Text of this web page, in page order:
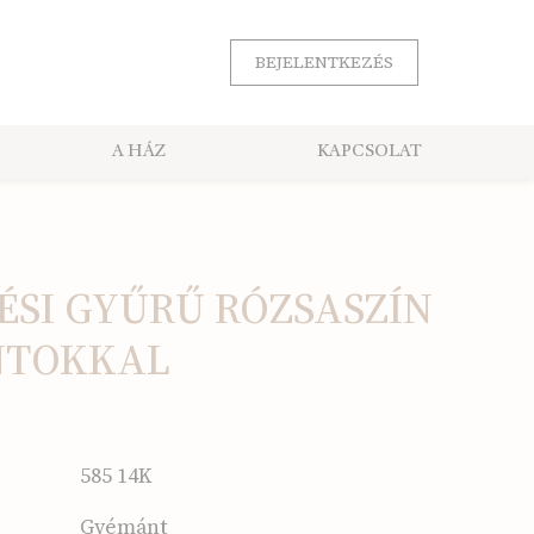
BEJELENTKEZÉS
A HÁZ KAPCSOLAT
GYŰRŰ RÓZSASZÍN
585 14K
Gyémánt